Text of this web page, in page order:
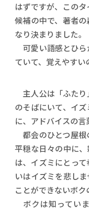
はずですが、この
候補の中で、著者
なり決まりました。
可愛い語感とひら
ていて、覚えやすい
主人公は「ふたり
のそばにいて、イ
に、アドバイスの言
都会のひとつ屋根
平穏な日々の中に
は、イズミにとっ
いはイズミを悲し
ことができないボク
ボクは知ってい